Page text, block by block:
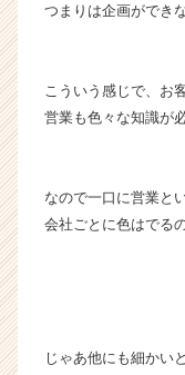
つまりは企画ができ
こういう感じで、お
営業も色々な知識が
なので一口に営業と
会社ごとに色はでる
じゃあ他にも細かい